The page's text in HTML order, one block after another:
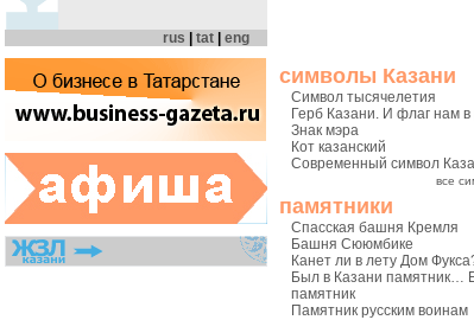
символы Казани
Символ тысячелетия
Герб Казани. И флаг нам в
Знак мэра
Кот казанский
Современный символ
все
памятники
Спасская башня Кремля
Башня Сююмбике
Канет ли в лету Дом
Был в Казани памятник…
памятник
Памятник русским воинам
rus tat eng